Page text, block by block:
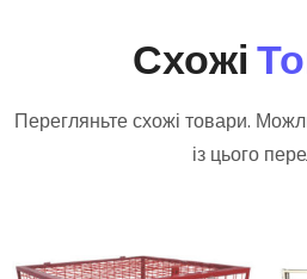
Схожі
Перегляньте схожі товари.
із цього